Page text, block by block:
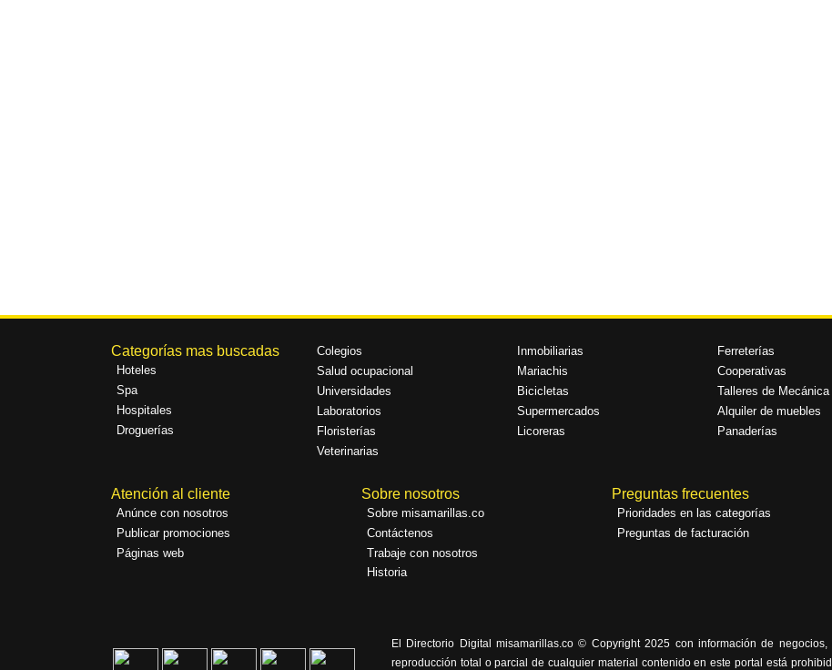
Categorías mas buscadas
Hoteles
Spa
Hospitales
Droguerías
Colegios
Salud ocupacional
Universidades
Laboratorios
Floristerías
Veterinarias
Inmobiliarias
Mariachis
Bicicletas
Supermercados
Licoreras
Ferreterías
Cooperativas
Talleres de Mecánica
Alquiler de muebles
Panaderías
Atención al cliente
Anúnce con nosotros
Publicar promociones
Páginas web
Sobre nosotros
Sobre misamarillas.co
Contáctenos
Trabaje con nosotros
Historia
Preguntas frecuentes
Prioridades en las categorías
Preguntas de facturación
El Directorio Digital misamarillas.co © Copyright 2025 con información de
reproducción total o parcial de cualquier material contenido en este portal está